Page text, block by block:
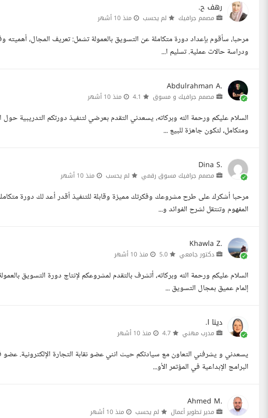
رهف ح.
مصمم جرافيك لم يحسب منذ 10 أشهر
مرحبا، سأقوم بإعداد دورة متكاملة عن التسويق بالعمولة تشمل: تعريف المجال، أهميته
ودراسة حالات عملية. تسليم ا...
Abdulrahman A.
مصمم جرافيك و مسوق منذ 10 أشهر
ومتكامل، لتكون جاهزة للبيع ...
Dina S.
مصمم جرافيك مسوق رقمي لم يحسب منذ 10 أشهر
مرحبا أشكرك على طرح مشروعك وفكرتك مميزة وقابلة للتنفيذ أقدر أعد لك دورة
المفهوم وتنتقل لشرح الفوائد و...
Khawla Z.
دكتور جامعي منذ 10 أشهر
السلام عليكم ورحمة الله وبركاته، أتشرف بالتقدم لمشروعكم لإنتاج دورة التسويق
إلمام عميق بمجال التسويق ...
دينا ا.
مدرب مهني منذ 10 أشهر
يسعدني و يشرفني التعاون مع سيادتكم حيث انني عضو نقابة التجارة الإلكترونية.
البرامج الإبداعية في المؤتمر الأو...
Ahmed M.
مدير تطوير أعمال لم يحسب منذ 10 أشهر